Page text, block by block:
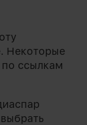
Некоторые
ссылкам